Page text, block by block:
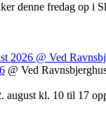
denne fredag op i
2026 @ Ved
@ Ved
kl. 10 til 17